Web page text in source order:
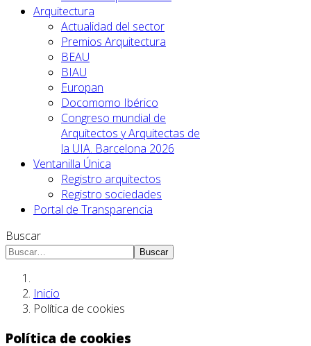
Arquitectura
Actualidad del sector
Premios Arquitectura
BEAU
BIAU
Europan
Docomomo Ibérico
Congreso mundial de
Arquitectos y Arquitectas de
la UIA. Barcelona 2026
Ventanilla Única
Registro arquitectos
Registro sociedades
Portal de Transparencia
Buscar
Buscar
Inicio
Política de cookies
Política de cookies